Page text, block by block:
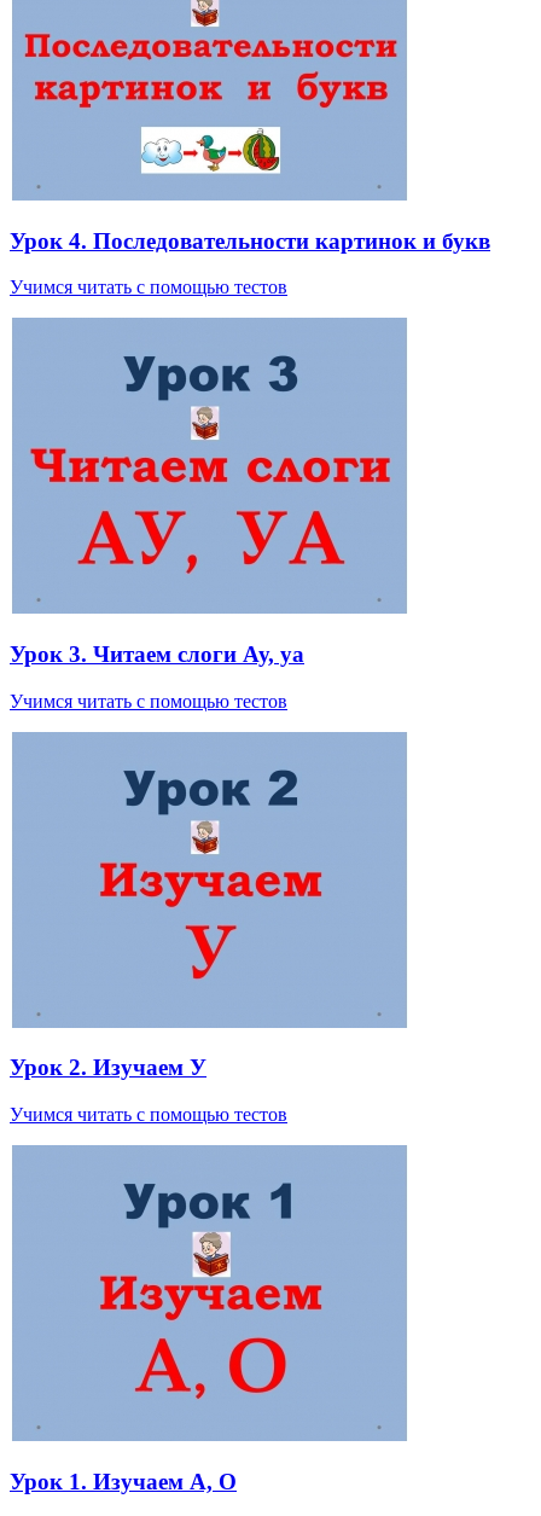
Урок 4. Последовательности картинок и букв
Учимся читать с помощью тестов
Урок 3. Читаем слоги Ау, уа
Учимся читать с помощью тестов
Урок 2. Изучаем У
Учимся читать с помощью тестов
Урок 1. Изучаем А, О